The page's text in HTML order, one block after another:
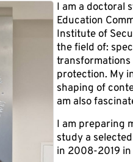
I am a doctoral
Education
Institute of
the field of:
protection. My
shaping of
am also
I am preparing
study a
in 2008-2019